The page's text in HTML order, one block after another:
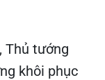
Thủ tướng
khôi phục